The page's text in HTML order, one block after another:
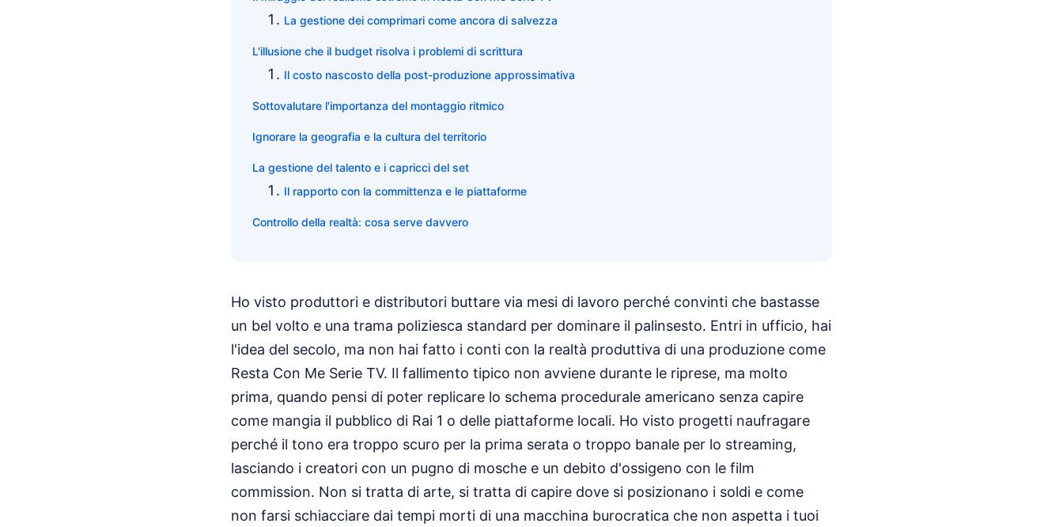
La gestione dei comprimari come ancora di salvezza
L'illusione che il budget risolva i problemi di scrittura
Il costo nascosto della post-produzione approssimativa
Sottovalutare l'importanza del montaggio ritmico
Ignorare la geografia e la cultura del territorio
La gestione del talento e i capricci del set
Il rapporto con la committenza e le piattaforme
Controllo della realtà: cosa serve davvero
Ho visto produttori e distributori buttare via mesi di lavoro perché convinti che bastasse
un bel volto e una trama poliziesca standard per dominare il palinsesto. Entri in ufficio, hai
l'idea del secolo, ma non hai fatto i conti con la realtà produttiva di una produzione come
Resta Con Me Serie TV. Il fallimento tipico non avviene durante le riprese, ma molto
prima, quando pensi di poter replicare lo schema procedurale americano senza capire
come mangia il pubblico di Rai 1 o delle piattaforme locali. Ho visto progetti naufragare
perché il tono era troppo scuro per la prima serata o troppo banale per lo streaming,
lasciando i creatori con un pugno di mosche e un debito d'ossigeno con le film
commission. Non si tratta di arte, si tratta di capire dove si posizionano i soldi e come
non farsi schiacciare dai tempi morti di una macchina burocratica che non aspetta i tuoi